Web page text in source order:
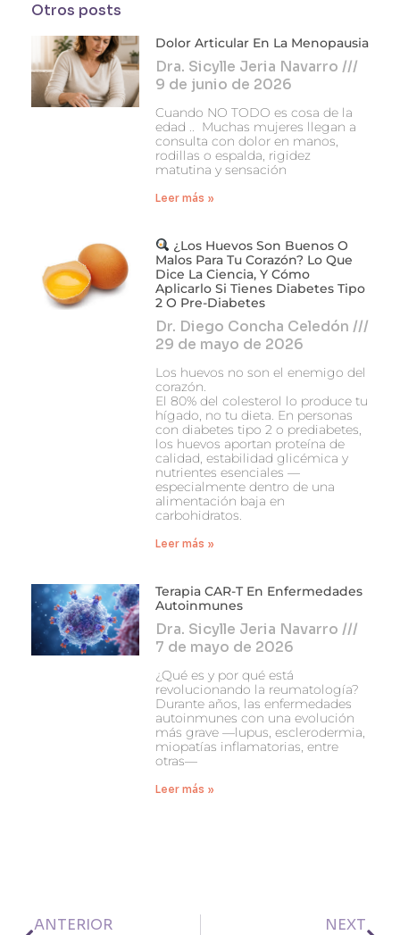
Otros posts
Dolor Articular En La Menopausia
Dra. Sicylle Jeria Navarro
9 de junio de 2026
Cuando NO TODO es cosa de la
edad .. Muchas mujeres llegan a
consulta con dolor en manos,
rodillas o espalda, rigidez
matutina y sensación
Leer más »
¿Los Huevos Son Buenos O
Malos Para Tu Corazón? Lo Que
Dice La Ciencia, Y Cómo
Aplicarlo Si Tienes Diabetes Tipo
2 O Pre-Diabetes
Dr. Diego Concha Celedón
29 de mayo de 2026
Los huevos no son el enemigo del
corazón.
El 80% del colesterol lo produce tu
hígado, no tu dieta. En personas
con diabetes tipo 2 o prediabetes,
los huevos aportan proteína de
calidad, estabilidad glicémica y
nutrientes esenciales —
especialmente dentro de una
alimentación baja en
carbohidratos.
Leer más »
Terapia CAR-T En Enfermedades
Autoinmunes
Dra. Sicylle Jeria Navarro
7 de mayo de 2026
¿Qué es y por qué está
revolucionando la reumatología?
Durante años, las enfermedades
autoinmunes con una evolución
más grave —lupus, esclerodermia,
miopatías inflamatorias, entre
otras—
Leer más »
ANTERIOR NEXT